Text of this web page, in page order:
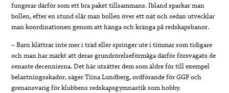
fungerar därför som ett bra paket tillsammans. Ibland sparkar man
bollen, efter en stund slår man bollen över ett nät och sedan utvecklar
man koordinationen genom att hänga och kränga på redskapsbanor.
– Barn klättrar inte mer i träd eller springer ute i timmar som tidigare
och man har märkt att deras grundrörelseförmåga därför försvagats de
senaste decennierna. Det här utsätter dem som äldre för till exempel
belastningsskador, säger Tiina Lundberg, ordförande för GGF och
grenansvarig för klubbens redskapsgymnastik som hobby.